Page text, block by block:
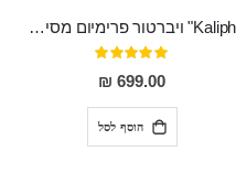
"Kaliph" ויברטור פרימיום מסיליקון רפואי , נטען, שקט במיוחד, מסתובב ומתפתל, שמנמן עם חדירה 14 סמ
דירוג:
100%
699.00 ₪
הוסף לסל